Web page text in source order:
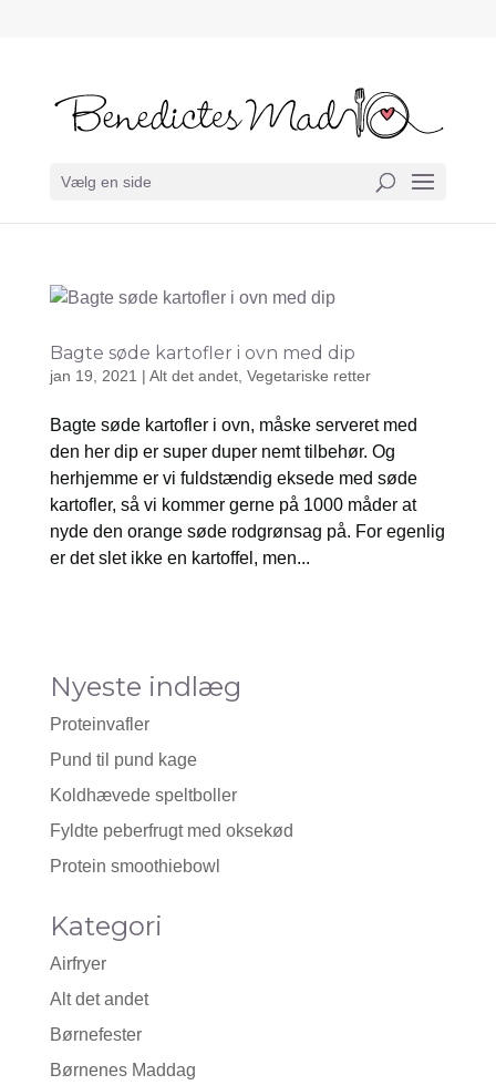
Vælg en side
Bagte søde kartofler i ovn med dip
jan 19, 2021 | Alt det andet, Vegetariske retter
Bagte søde kartofler i ovn, måske serveret med
den her dip er super duper nemt tilbehør. Og
herhjemme er vi fuldstændig eksede med søde
kartofler, så vi kommer gerne på 1000 måder at
nyde den orange søde rodgrønsag på. For egenlig
er det slet ikke en kartoffel, men...
Nyeste indlæg
Proteinvafler
Pund til pund kage
Koldhævede speltboller
Fyldte peberfrugt med oksekød
Protein smoothiebowl
Kategori
Airfryer
Alt det andet
Børnefester
Børnenes Maddag